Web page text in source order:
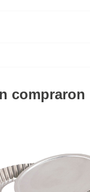
compraron